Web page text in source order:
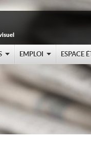
EMPLOI ESPACE